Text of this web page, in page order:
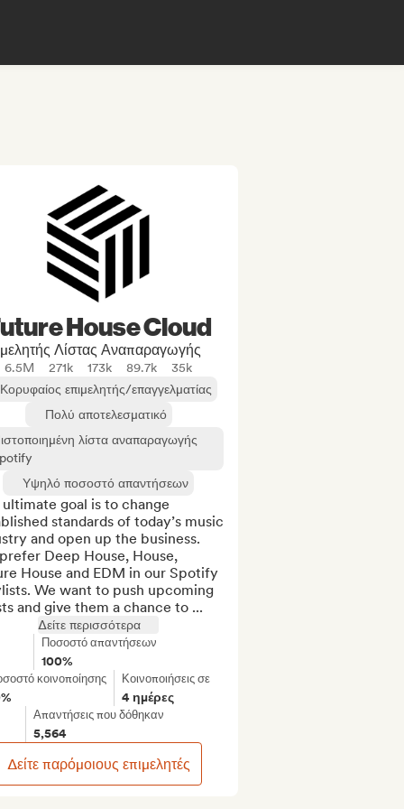
House Cloud
Λίστας Αναπαραγωγής
6.5M 271k 173k 89.7k
35k
Κορυφαίος επιμελητής/επαγγελματίας
Πολύ αποτελεσματικό
λίστα αναπαραγωγής
Υψηλό ποσοστό απαντήσεων
goal is to change
standards of today’s music
and open up the business.
Deep House, House,
House and EDM in our Spotify
We want to push upcoming
and give them a chance to ...
Δείτε περισσότερα
Ποσοστό απαντήσεων
100%
κοινοποίησης Κοινοποιήσεις σε
4 ημέρες
Απαντήσεις που δόθηκαν
5,564
Δείτε παρόμοιους επιμελητές